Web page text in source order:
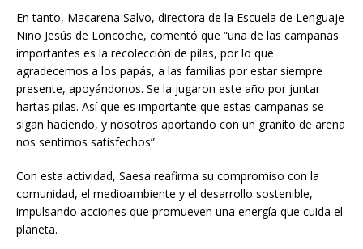
En tanto, Macarena Salvo, directora de la Escuela de Lenguaje
Niño Jesús de Loncoche, comentó que “una de las campañas
importantes es la recolección de pilas, por lo que
agradecemos a los papás, a las familias por estar siempre
presente, apoyándonos. Se la jugaron este año por juntar
hartas pilas. Así que es importante que estas campañas se
sigan haciendo, y nosotros aportando con un granito de arena
nos sentimos satisfechos”.
Con esta actividad, Saesa reafirma su compromiso con la
comunidad, el medioambiente y el desarrollo sostenible,
impulsando acciones que promueven una energía que cuida el
planeta.